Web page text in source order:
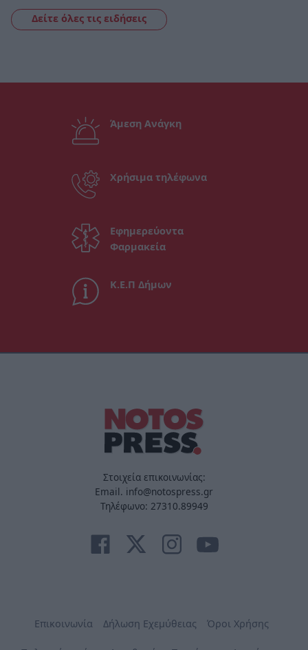
Δείτε όλες τις ειδήσεις
Άμεση Ανάγκη
Χρήσιμα τηλέφωνα
Εφημερεύοντα
Φαρμακεία
Κ.Ε.Π Δήμων
Στοιχεία επικοινωνίας:
Email. info@notospress.gr
Τηλέφωνο: 27310.89949
Επικοινωνία Δήλωση Εχεμύθειας Όροι Χρήσης